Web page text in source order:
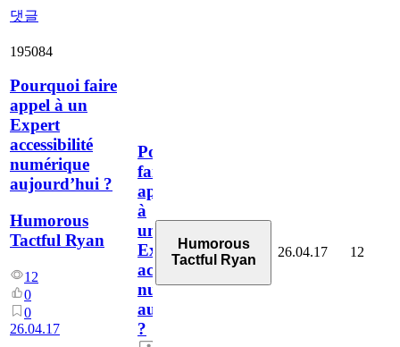
댓글
195084
Pourquoi faire
appel à un
Expert
accessibilité
numérique
aujourd’hui ?
Humorous
Tactful Ryan
12
0
0
26.04.17
Pourquoi
faire
appel
à
un
Expert
accessibilité
numérique
aujourd’hui
?
Humorous
Tactful Ryan
26.04.17 12